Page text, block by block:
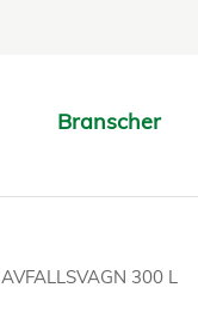
Branscher
AVFALLSVAGN 300 L